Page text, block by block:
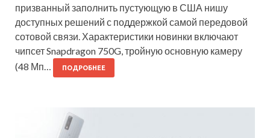
призванный заполнить пустующую в США нишу
доступных решений с поддержкой самой передовой
сотовой связи. Характеристики новинки включают
чипсет Snapdragon 750G, тройную основную камеру
(48 Мп…
ПОДРОБНЕЕ